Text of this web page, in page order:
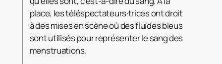
place, les téléspectateurs·trices ont droit
à des mises en scène où des fluides bleus
sont utilisés pour représenter le sang des
menstruations.